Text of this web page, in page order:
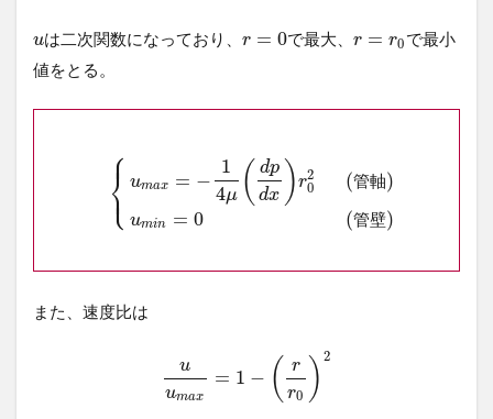
uは二次関数になっており、r = 0で最大、r = r0 で最小
値をとる。
⎧
⎩
⎨⎪
⎪ umax = −
1
4μ ( dp
dx )r2
0
umin = 0
(管軸)
(管壁)
また、速度比は
u
umax
= 1 − (
r
r0 ) 2